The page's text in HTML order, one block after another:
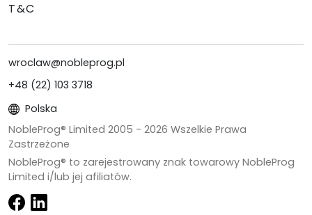
T&C
wroclaw@nobleprog.pl
+48 (22) 103 3718
Polska
NobleProg® Limited 2005 - 2026 Wszelkie Prawa
Zastrzeżone
NobleProg® to zarejestrowany znak towarowy NobleProg
Limited i/lub jej afiliatów.